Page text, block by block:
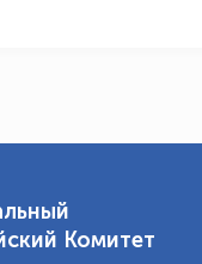
Комитет